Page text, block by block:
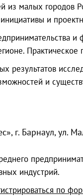
из малых
и
результатов
и
г. Барнаул, ул.
индустрий.
по